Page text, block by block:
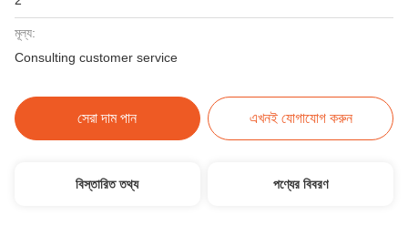
মূল্য:
Consulting customer service
সেরা দাম পান এখনই যোগাযোগ করুন
বিস্তারিত তথ্য পণ্যের বিবরণ